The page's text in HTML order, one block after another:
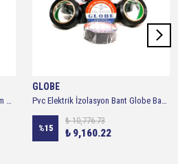
Globe 10'lu Yeşil İzole Bant 0.13mm X 19 Mm
GLOBE
Pvc Elektrik İzolasyon Bant Globe Bant 19mm Siyah 500 Adet 1 Koli (Siyah) .0.13X19X10YRDS.
%15
₺ 10,776.73
₺ 9,160.22